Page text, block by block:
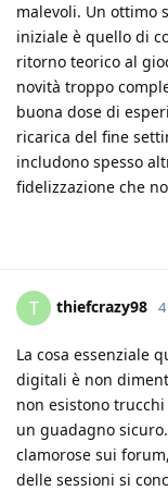
malevoli. Un ottimo
iniziale è quello di
ritorno teorico al
novità troppo
buona dose di
ricarica del fine
includono spesso
fidelizzazione che
T thiefcrazy98
La cosa essenziale
digitali è non
non esistono
un guadagno
clamorose sui
delle sessioni si